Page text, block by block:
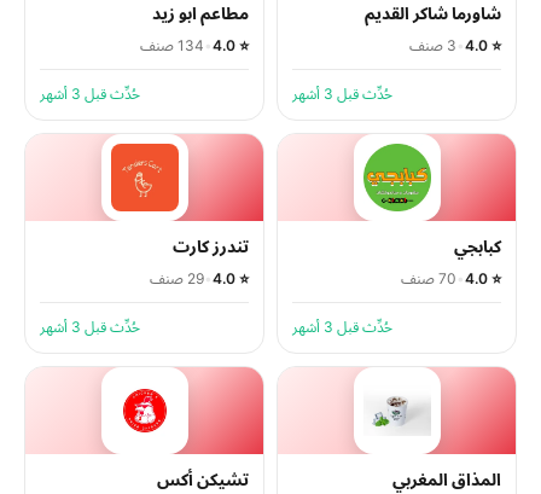
شاورما شاكر القديم
⭐ 4.0 3 صنف
حُدِّث قبل 3 أشهر
مطاعم ابو زيد
⭐ 4.0 134 صنف
حُدِّث قبل 3 أشهر
كبابجي
⭐ 4.0 70 صنف
حُدِّث قبل 3 أشهر
تندرز كارت
⭐ 4.0 29 صنف
حُدِّث قبل 3 أشهر
المذاق المغربي تشيكن أكس